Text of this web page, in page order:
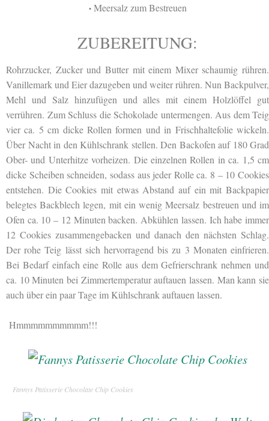
•Meersalz zum Bestreuen
ZUBEREITUNG:
Rohrzucker, Zucker und Butter mit einem Mixer schaumig rühren.
Vanillemark und Eier dazugeben und weiter rühren. Nun Backpulver,
Mehl und Salz hinzufügen und alles mit einem Holzlöffel gut
verrühren. Zum Schluss die Schokolade untermengen. Aus dem Teig
vier ca. 5 cm dicke Rollen formen und in Frischhaltefolie wickeln.
Über Nacht in den Kühlschrank stellen. Den Backofen auf 180 Grad
Ober- und Unterhitze vorheizen. Die einzelnen Rollen in ca. 1,5 cm
dicke Scheiben schneiden, sodass aus jeder Rolle ca. 8 – 10 Cookies
entstehen. Die Cookies mit etwas Abstand auf ein mit Backpapier
belegtes Backblech legen, mit ein wenig Meersalz bestreuen und im
Ofen ca. 10 – 12 Minuten backen. Abkühlen lassen. Ich habe immer
12 Cookies zusammengebacken und danach den nächsten Schlag.
Der rohe Teig lässt sich hervorragend bis zu 3 Monaten einfrieren.
Bei Bedarf einfach eine Rolle aus dem Gefrierschrank nehmen und
ca. 10 Minuten bei Zimmertemperatur auftauen lassen. Man kann sie
auch über ein paar Tage im Kühlschrank auftauen lassen.
Hmmmmmmmmmm!!!
Fannys Patisserie Chocolate Chip Cookies